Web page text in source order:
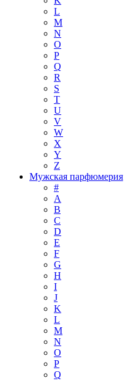
L
M
N
O
P
Q
R
S
T
U
V
W
X
Y
Z
Мужская парфюмерия
#
A
B
C
D
E
F
G
H
I
J
K
L
M
N
O
P
Q